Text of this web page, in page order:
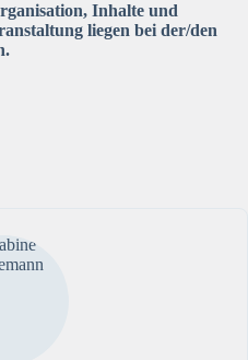
Inhalte und
liegen bei der/den